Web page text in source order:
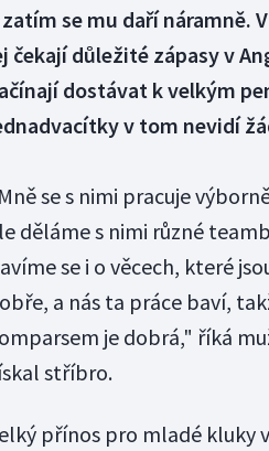
zatím se mu daří náramně.
čekají důležité zápasy v
dostávat k velkým
v tom nevidí
se s nimi pracuje
děláme s nimi různé
se i o věcech, které
a nás ta práce baví,
je dobrá," říká
stříbro.
přínos pro mladé kluky